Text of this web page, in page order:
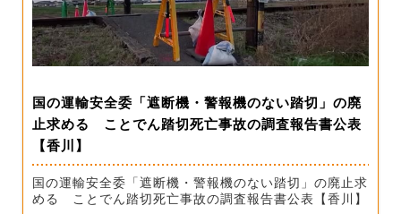
国の運輸安全委「遮断機・警報機のない踏切」の廃
止求める ことでん踏切死亡事故の調査報告書公表
【香川】
国の運輸安全委「遮断機・警報機のない踏切」の廃止求
める ことでん踏切死亡事故の調査報告書公表【香川】